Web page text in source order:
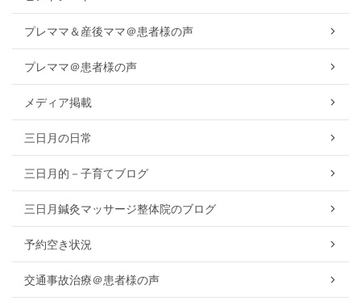
プレママ＆産後ママ＠患者様の声
プレママ＠患者様の声
メディア掲載
三日月の日常
三日月的－子育てブログ
三日月鍼灸マッサージ整体院のブログ
予約空き状況
交通事故治療＠患者様の声